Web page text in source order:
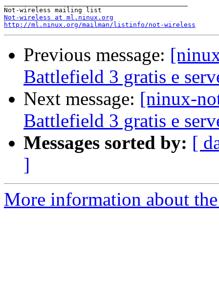
Not-wireless at ml.ninux.org
http://ml.ninux.org/mailman/listinfo/not-wireless
Previous message:
Battlefield 3 gratis e
Next message: [ninux-
Battlefield 3 gratis e
Messages sorted by: [
]
More information about